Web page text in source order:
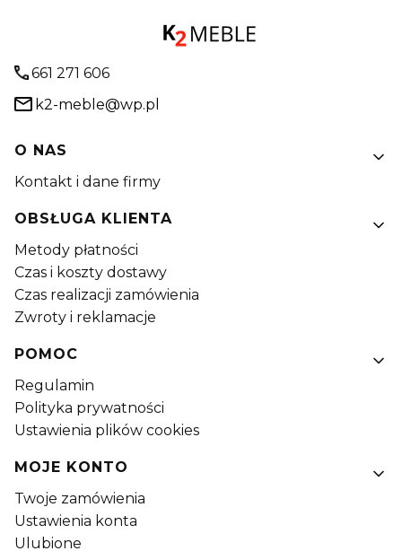
661 271 606
k2-meble@wp.pl
Linki w stopce
O NAS
Kontakt i dane firmy
OBSŁUGA KLIENTA
Metody płatności
Czas i koszty dostawy
Czas realizacji zamówienia
Zwroty i reklamacje
POMOC
Regulamin
Polityka prywatności
Ustawienia plików cookies
MOJE KONTO
Twoje zamówienia
Ustawienia konta
Ulubione